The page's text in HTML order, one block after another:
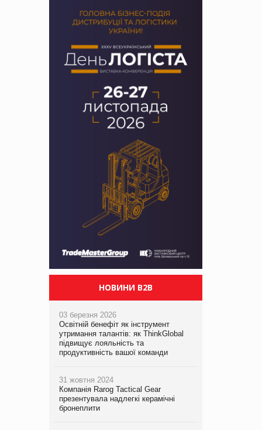
НОВИНИ B2B
03 березня 2026
Освітній бенефіт як інструмент
утримання талантів: як ThinkGlobal
підвищує лояльність та
продуктивність вашої команди
31 жовтня 2024
Компанія Rarog Tactical Gear
презентувала надлегкі керамічні
бронеплити